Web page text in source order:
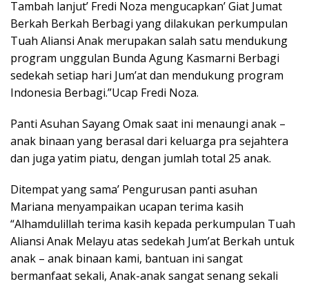
Tambah lanjut’ Fredi Noza mengucapkan’ Giat Jumat
Berkah Berkah Berbagi yang dilakukan perkumpulan
Tuah Aliansi Anak merupakan salah satu mendukung
program unggulan Bunda Agung Kasmarni Berbagi
sedekah setiap hari Jum’at dan mendukung program
Indonesia Berbagi.”Ucap Fredi Noza.
Panti Asuhan Sayang Omak saat ini menaungi anak –
anak binaan yang berasal dari keluarga pra sejahtera
dan juga yatim piatu, dengan jumlah total 25 anak.
Ditempat yang sama’ Pengurusan panti asuhan
Mariana menyampaikan ucapan terima kasih
“Alhamdulillah terima kasih kepada perkumpulan Tuah
Aliansi Anak Melayu atas sedekah Jum’at Berkah untuk
anak – anak binaan kami, bantuan ini sangat
bermanfaat sekali, Anak-anak sangat senang sekali